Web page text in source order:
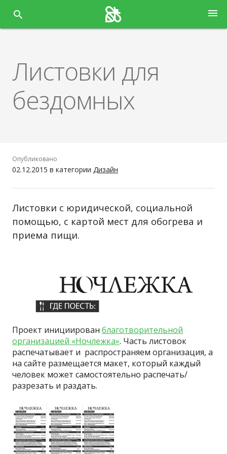
содержанию
menu
Листовки для
бездомных
Опубликовано
02.12.2015 в категории Дизайн
Листовки с юридической, социальной
помощью, с картой мест для обогрева и
приема пищи.
Проект инициирован благотворительной
организацией «Ночлежка». Часть листовок
распечатывает и распространяем организация, а
на сайте размещается макет, который каждый
человек может самостоятельно распечать/
разрезать и раздать.